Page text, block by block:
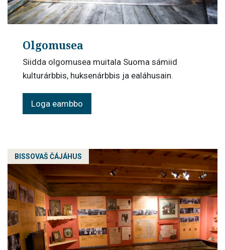
Olgomusea
Siidda olgomusea muitala Suoma sámiid
kulturárbbis, huksenárbbis ja ealáhusain.
Loga eambbo
BISSOVAŠ ČÁJÁHUS